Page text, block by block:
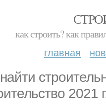
как строить? как
главная
2021